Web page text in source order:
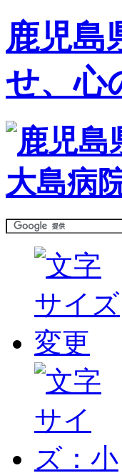
鹿児島
せ、心